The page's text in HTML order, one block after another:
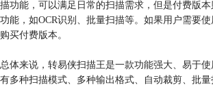
描功能，可以满足日常的扫描需求，但是付费版
功能，如OCR识别、批量扫描等。如果用户需要
购买付费版本。
总体来说，转易侠扫描王是一款功能强大、易于
有多种扫描模式、多种输出格式、自动裁剪、批